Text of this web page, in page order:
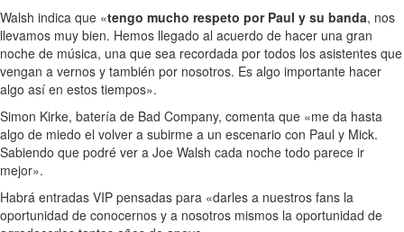
Walsh indica que «tengo mucho respeto por Paul y su banda, nos
llevamos muy bien. Hemos llegado al acuerdo de hacer una gran
noche de música, una que sea recordada por todos los asistentes que
vengan a vernos y también por nosotros. Es algo importante hacer
algo así en estos tiempos».
Simon Kirke, batería de Bad Company, comenta que «me da hasta
algo de miedo el volver a subirme a un escenario con Paul y Mick.
Sabiendo que podré ver a Joe Walsh cada noche todo parece ir
mejor».
Habrá entradas VIP pensadas para «darles a nuestros fans la
oportunidad de conocernos y a nosotros mismos la oportunidad de